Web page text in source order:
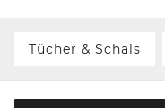
Tücher & Schals